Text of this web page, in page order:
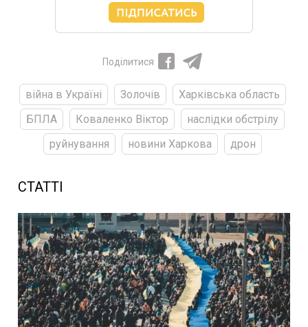
Поділитися
війна в Україні Золочів
Харківська область
БПЛА
Коваленко Віктор
наслідки обстрілу
руйнування
новини Харкова дрон
СТАТТІ